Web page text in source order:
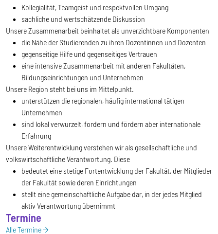
Kollegialität, Teamgeist und respektvollen Umgang
sachliche und wertschätzende Diskussion
Unsere Zusammenarbeit beinhaltet als unverzichtbare Komponenten
die Nähe der Studierenden zu ihren Dozentinnen und Dozenten
gegenseitige Hilfe und gegenseitiges Vertrauen
eine intensive Zusammenarbeit mit anderen Fakultäten,
Bildungseinrichtungen und Unternehmen
Unsere Region steht bei uns im Mittelpunkt.
unterstützen die regionalen, häufig international tätigen
Unternehmen
sind lokal verwurzelt, fordern und fördern aber internationale
Erfahrung
Unsere Weiterentwicklung verstehen wir als gesellschaftliche und
volkswirtschaftliche Verantwortung. Diese
bedeutet eine stetige Fortentwicklung der Fakultät, der Mitglieder
der Fakultät sowie deren Einrichtungen
stellt eine gemeinschaftliche Aufgabe dar, in der jedes Mitglied
aktiv Verantwortung übernimmt
Termine
Alle Termine